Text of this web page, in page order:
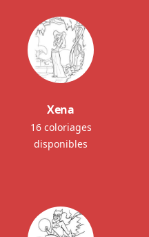
Xena
16 coloriages
disponibles